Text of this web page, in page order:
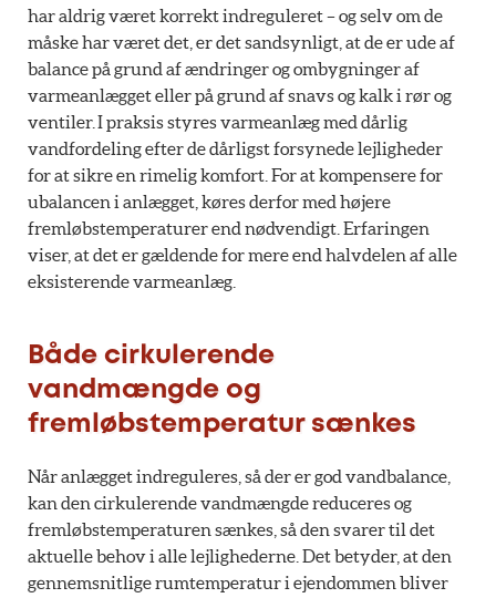
har aldrig været korrekt indreguleret – og selv om de
måske har været det, er det sandsynligt, at de er ude af
balance på grund af ændringer og ombygninger af
varmeanlægget eller på grund af snavs og kalk i rør og
ventiler. I praksis styres varmeanlæg med dårlig
vandfordeling efter de dårligst forsynede lejligheder
for at sikre en rimelig komfort. For at kompensere for
ubalancen i anlægget, køres derfor med højere
fremløbstemperaturer end nødvendigt. Erfaringen
viser, at det er gældende for mere end halvdelen af alle
eksisterende varmeanlæg.
Både cirkulerende
vandmængde og
fremløbstemperatur sænkes
Når anlægget indreguleres, så der er god vandbalance,
kan den cirkulerende vandmængde reduceres og
fremløbstemperaturen sænkes, så den svarer til det
aktuelle behov i alle lejlighederne. Det betyder, at den
gennemsnitlige rumtemperatur i ejendommen bliver